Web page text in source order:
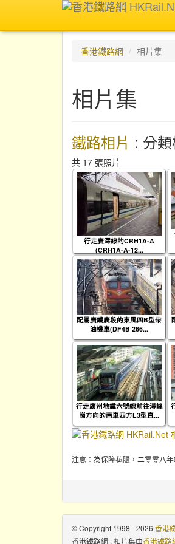
香港鐵路網 相片集
相片集
鐵路相片 : 分
共 17 張照片
行走廣深線的CRH1A-A
(CRH1A-A-12...
配屬廣鐵廣段的東風四B型柴
油機車(DF4B 266...
行走廣州地鐵六號線前往潯峰
崗方向的南車四方L3型直...
注意：為保障私隱，二零零八
© Copyright 1998 - 2026 香港
香港鐵路網 : 相片集由香港鐵路